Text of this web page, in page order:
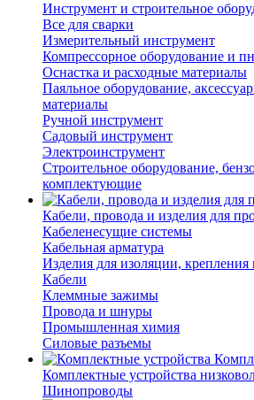
Инструмент и строительное
Все для сварки
Измерительный инструмент
Компрессорное оборудование и
Оснастка и расходные материалы
Паяльное оборудование,
материалы
Ручной инструмент
Садовый инструмент
Электроинструмент
Строительное оборудование,
комплектующие
Кабели, провода и изделия для
Кабеленесущие системы
Кабельная арматура
Изделия для изоляции,
Кабели
Клеммные зажимы
Провода и шнуры
Промышленная химия
Силовые разъемы
Комплектные устройства
Шинопроводы